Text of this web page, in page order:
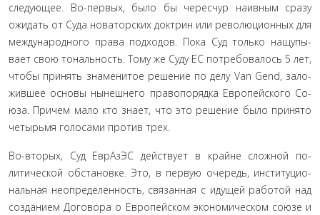
следующее. Во-первых, было бы чересчур наивным сразу
ожи­дать от Суда новаторских доктрин или революционных для
международного права подходов. Пока Суд только нащупы­
вает свою тональность. Тому же Суду ЕС потребовалось 5 лет,
чтобы принять знаменитое решение по делу Van Gend, зало­
жившее основы нынешнего правопорядка Европейского Со­
юза. Причем мало кто знает, что это решение было принято
четырьмя голосами против трех.
Во-вторых, Суд ЕврАзЭС действует в крайне сложной по­
литической обстановке. Это, в первую очередь, институцио­
нальная неопределенность, связанная с идущей работой над
созданием Договора о Европейском экономическом союзе и